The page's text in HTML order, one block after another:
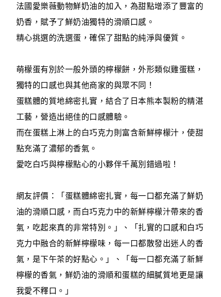
法國愛樂薇動物鮮奶油的加入，為甜點增添了豐富的
奶香，賦予了鮮奶油獨特的滑順口感。
精心挑選的洗選蛋，確保了甜點的純淨與優質。
萌檬蛋有別於一般外頭的檸檬餅，外形類似雞蛋糕，
獨特的口感也與其他商家的與眾不同！
蛋糕體的質地綿密扎實，結合了日本熊本製粉的精湛
工藝，營造出絕佳的口感體驗。
而在蛋糕上淋上的白巧克力則富含新鮮檸檬汁，使甜
點充滿了濃郁的香氣。
愛吃白巧與檸檬點心的小夥伴千萬別錯過啦！
網友評價：「蛋糕體綿密扎實，每一口都充滿了鮮奶
油的滑順口感，而白巧克力中的新鮮檸檬汁帶來的香
氣，吃起來真的非常特別。」、「扎實的口感和白巧
克力中融合的新鮮檸檬味，每一口都散發出迷人的香
氣，是下午茶的好點心。 」、「每一口都充滿了新鮮
檸檬的香氣，鮮奶油的滑順和蛋糕的細膩質地更是讓
我愛不釋口。」